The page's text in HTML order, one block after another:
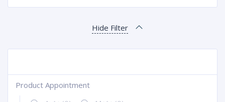
Hide Filter
Product Appointment
+